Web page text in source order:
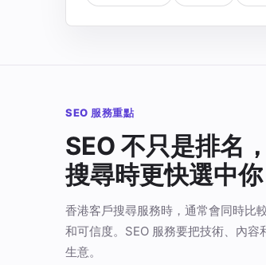
SEO 服務重點
SEO 不只是排名
搜尋時更快選中你
香港客戶搜尋服務時，通常會同時比
和可信度。SEO 服務要把技術、內
生意。